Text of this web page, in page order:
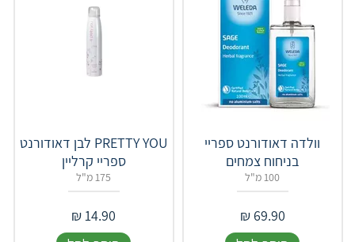
וולדה דאודורנט ספריי
בניחוח צמחים
100 מ"ל
69.90
₪
PRETTY YOU לבן דאודורנט
ספריי קרליין
175 מ"ל
14.90
₪